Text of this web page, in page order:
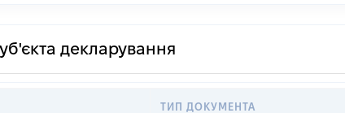
декларування
ТИП ДОКУМЕНТА